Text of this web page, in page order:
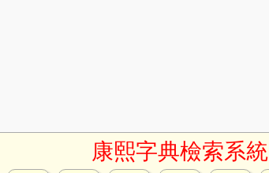
康熙字典檢索系統